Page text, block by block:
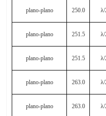
plano-plano 250.0 λ
plano-plano 251.5 λ
plano-plano 251.5 λ
plano-plano 263.0 λ
plano-plano 263.0 λ